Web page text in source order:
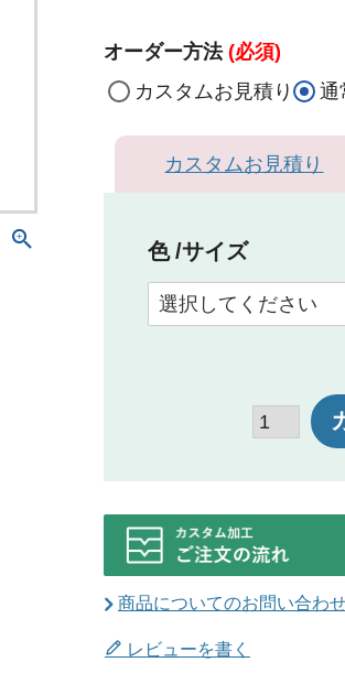
オーダー方法 (必須)
カスタムお見積り
通
カスタムお見積り
色 サイズ
商品についてのお問い合わ
レビューを書く